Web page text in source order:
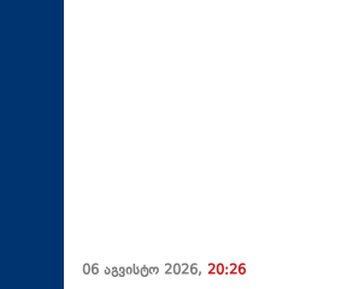
06 აგვისტო 2026, 20:26